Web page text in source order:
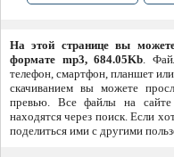
На этой странице вы
формате mp3, 684.05Kb.
телефон, смартфон, планшет
скачиванием вы можете
превью. Все файлы на сайте
находятся через поиск. Если
поделиться ими с другими